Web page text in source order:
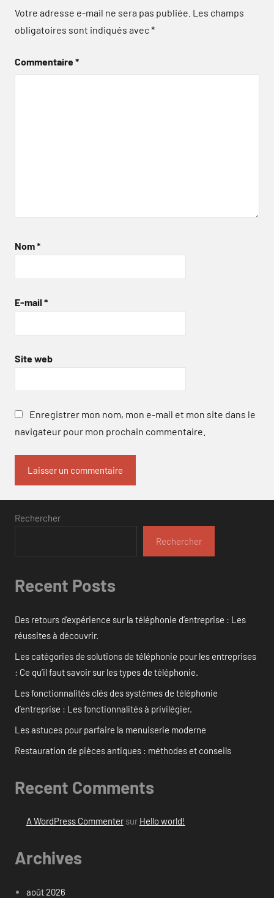
Votre adresse e-mail ne sera pas publiée. Les champs
obligatoires sont indiqués avec*
Commentaire*
Nom*
E-mail *
Site web
Enregistrer mon nom, mon e-mail et mon site dans le
navigateur pour mon prochain commentaire.
Rechercher
Rechercher
Recent Posts
Des retours d’expérience sur la téléphonie d’entreprise : Les
réussites à découvrir.
Les catégories de solutions de téléphonie pour les entreprises
: Ce qu’il faut savoir sur les types de téléphonie.
Les fonctionnalités clés des systèmes de téléphonie
d’entreprise : Les fonctionnalités à privilégier.
Les astuces pour parfaire la menuiserie moderne
Restauration de pièces antiques : méthodes et conseils
Recent Comments
A WordPress Commentersur Hello world!
Archives
août 2026